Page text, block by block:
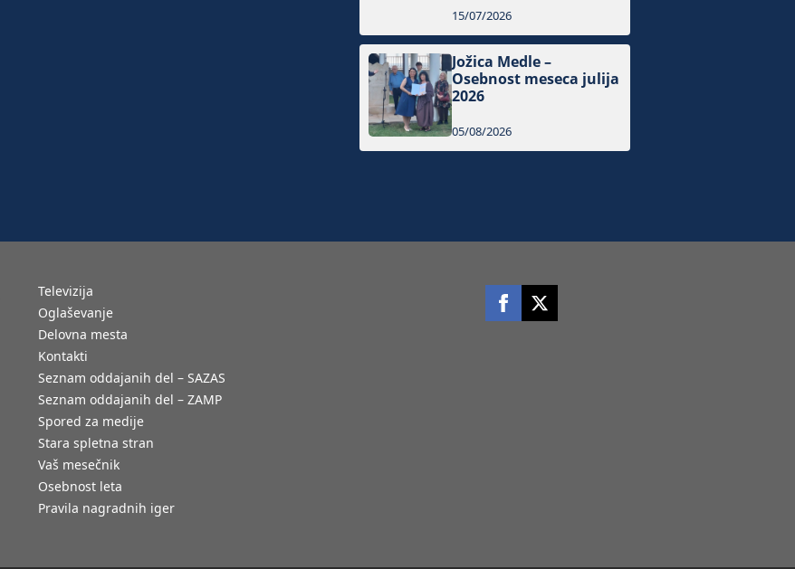
15/07/2026
Jožica Medle –
Osebnost meseca julija
2026
05/08/2026
Televizija
Oglaševanje
Delovna mesta
Kontakti
Seznam oddajanih del – SAZAS
Seznam oddajanih del – ZAMP
Spored za medije
Stara spletna stran
Vaš mesečnik
Osebnost leta
Pravila nagradnih iger